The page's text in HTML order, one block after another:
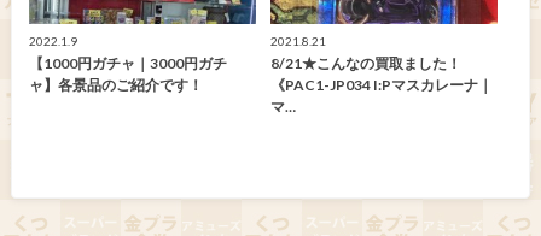
2022.1.9
【1000円ガチャ｜3000円ガチ
ャ】各景品のご紹介です！
2021.8.21
8/21★こんなの買取ました！
《PAC1-JP034 I:Pマスカレーナ｜
マ…